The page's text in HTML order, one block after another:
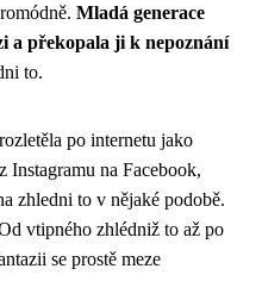
Mladá generace
a překopala ji k nepoznání
to.
po internetu jako
Instagramu na Facebook,
zhledni to v nějaké podobě.
vtipného zhlédniž to až po
se prostě meze